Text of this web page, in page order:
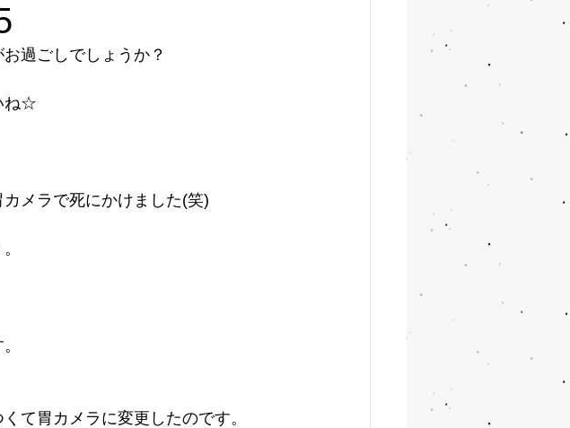
過ごしでしょうか？
ね☆
メラで死にかけました(笑)
て胃カメラに変更したのです。